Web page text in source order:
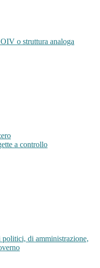
o struttura analoga
a controllo
di amministrazione,